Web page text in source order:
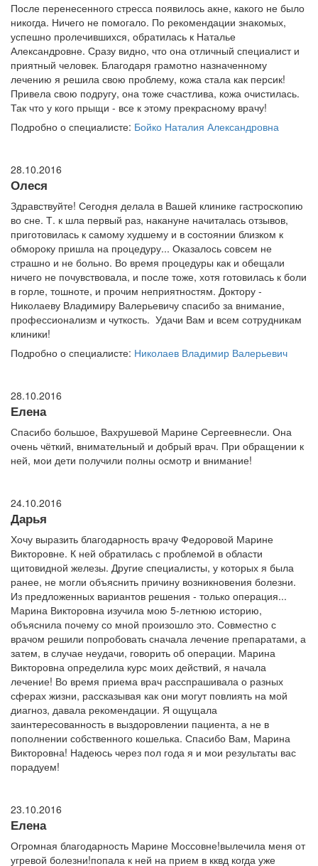
После перенесенного стресса появилось акне, какого не было
никогда. Ничего не помогало. По рекомендации знакомых,
успешно пролечившихся, обратилась к Наталье
Александровне. Сразу видно, что она отличный специалист и
приятный человек. Благодаря грамотно назначенному
лечению я решила свою проблему, кожа стала как персик!
Привела свою подругу, она тоже счастлива, кожа очистилась.
Так что у кого прыщи - все к этому прекрасному врачу!
Подробно о специалисте: Бойко Наталия Александровна
28.10.2016
Олеся
Здравствуйте! Сегодня делала в Вашей клинике гастроскопию
во сне. Т. к шла первый раз, накануне начиталась отзывов,
приготовилась к самому худшему и в состоянии близком к
обмороку пришла на процедуру... Оказалось совсем не
страшно и не больно. Во время процедуры как и обещали
ничего не почувствовала, и после тоже, хотя готовилась к боли
в горле, тошноте, и прочим неприятностям. Доктору -
Николаеву Владимиру Валерьевичу спасибо за внимание,
профессионализм и чуткость. Удачи Вам и всем сотрудникам
клиники!
Подробно о специалисте: Николаев Владимир Валерьевич
28.10.2016
Елена
Спасибо большое, Вахрушевой Марине Сергеевнесли. Она
очень чёткий, внимательный и добрый врач. При обращении к
ней, мои дети получили полны осмотр и внимание!
24.10.2016
Дарья
Хочу выразить благодарность врачу Федоровой Марине
Викторовне. К ней обратилась с проблемой в области
щитовидной железы. Другие специалисты, у которых я была
ранее, не могли объяснить причину возникновения болезни.
Из предложенных вариантов решения - только операция...
Марина Викторовна изучила мою 5-летнюю историю,
объяснила почему со мной произошло это. Совместно с
врачом решили попробовать сначала лечение препаратами, а
затем, в случае неудачи, говорить об операции. Марина
Викторовна определила курс моих действий, я начала
лечение! Во время приема врач расспрашивала о разных
сферах жизни, рассказывая как они могут повлиять на мой
диагноз, давала рекомендации. Я ощущала
заинтересованность в выздоровлении пациента, а не в
пополнении собственного кошелька. Спасибо Вам, Марина
Викторовна! Надеюсь через пол года я и мои результаты вас
порадуем!
23.10.2016
Елена
Огромная благодарность Марине Моссовне!вылечила меня от
угревой болезни!попала к ней на прием в кквд когда уже